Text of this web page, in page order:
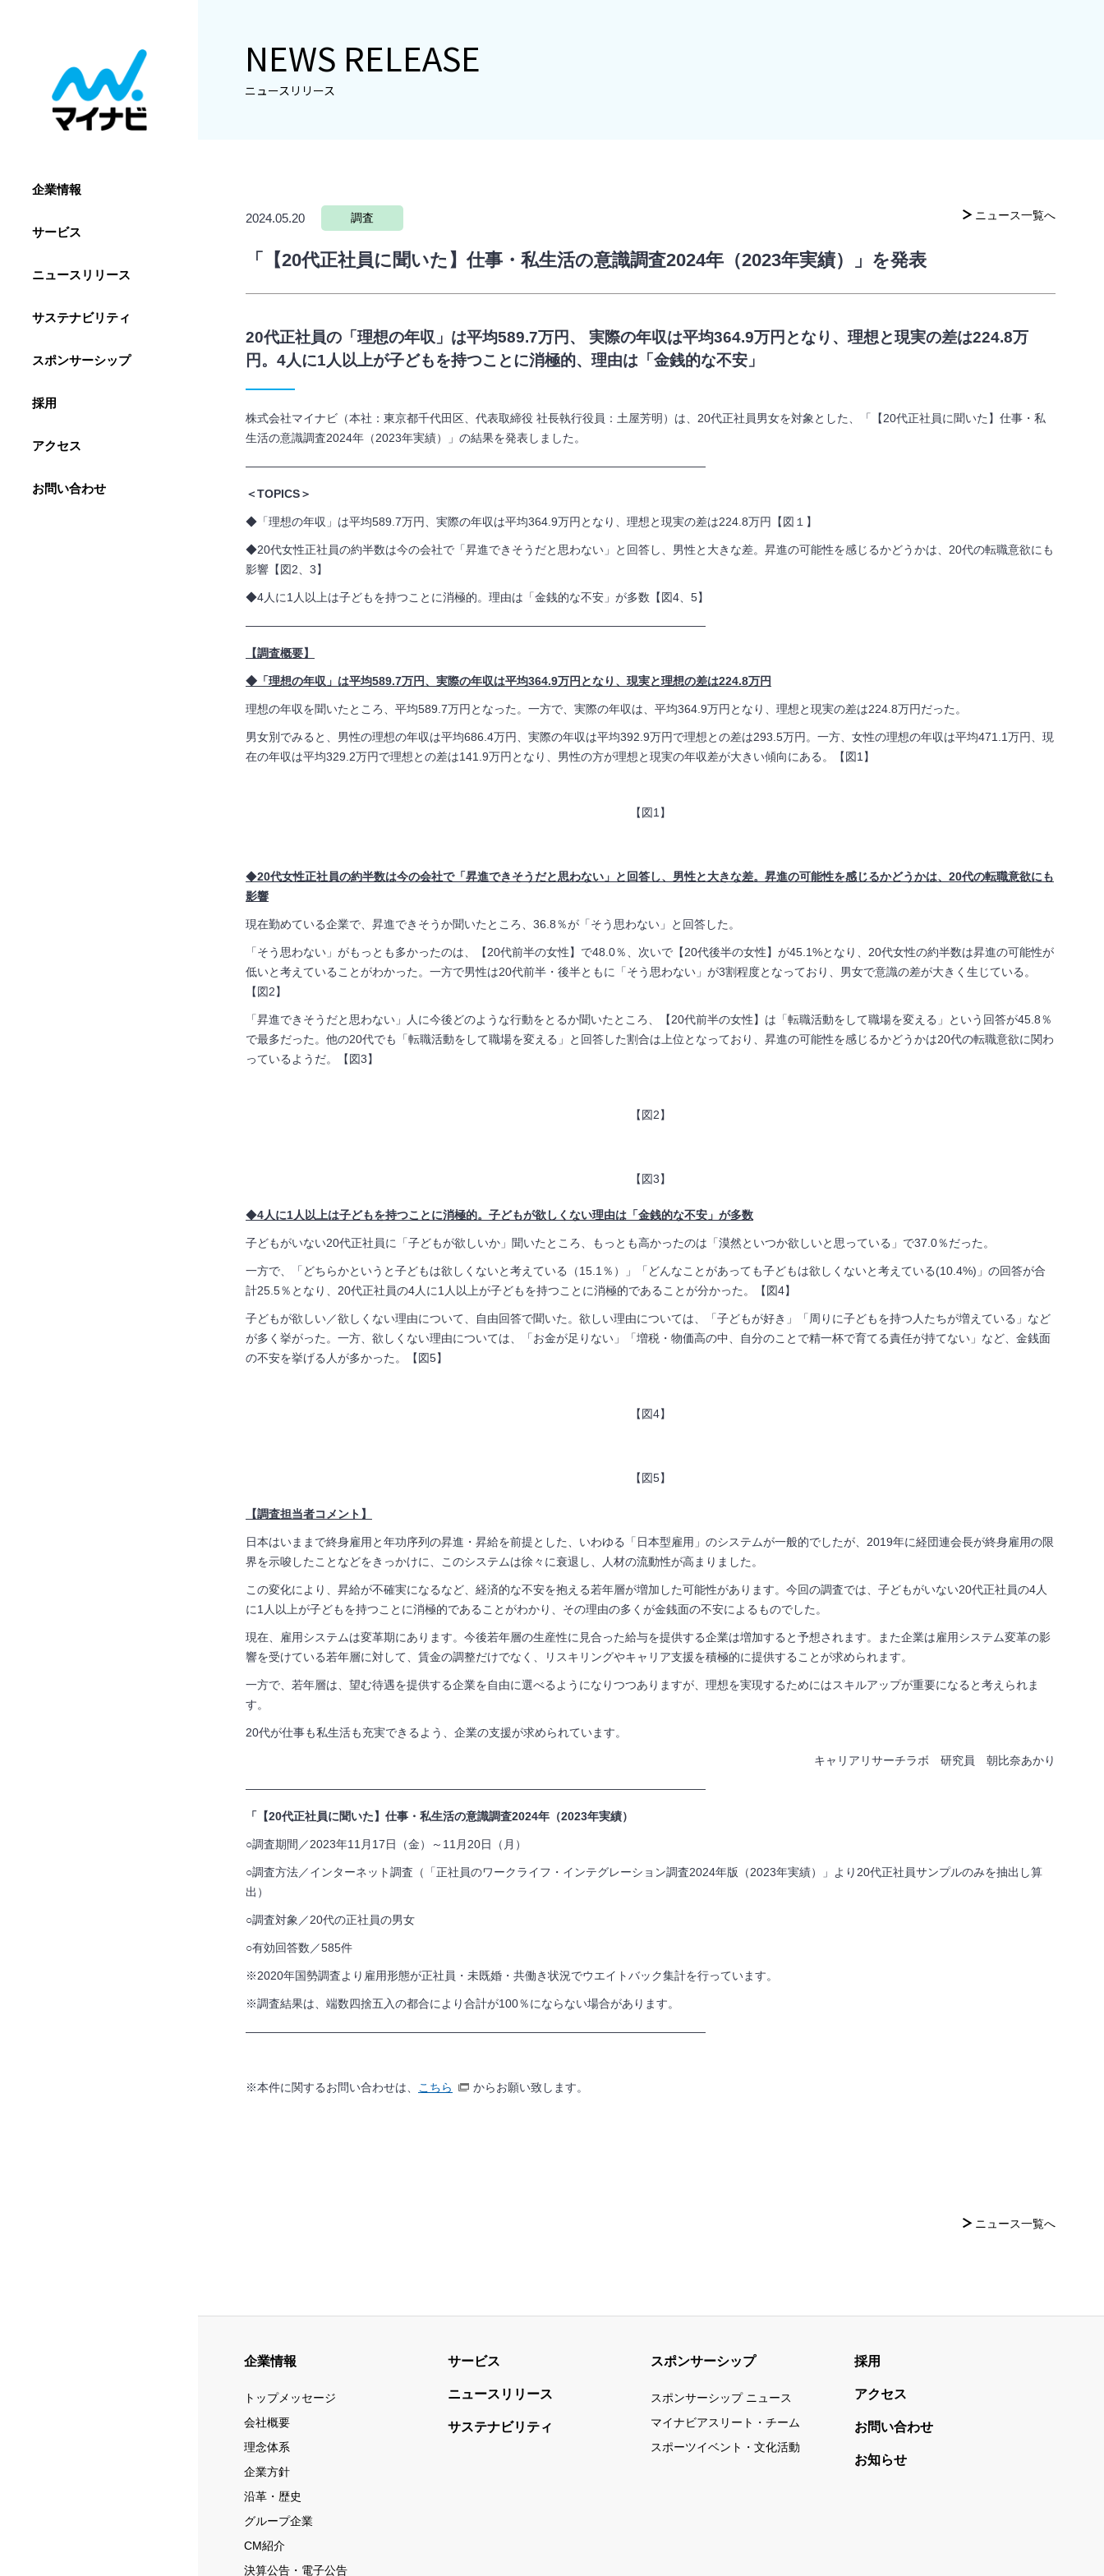
企業情報
サービス
ニュースリリース
サステナビリティ
スポンサーシップ
採用
アクセス
お問い合わせ
NEWS RELEASE
ニュースリリース
2024.05.20 調査 ニュース一覧へ
「【20代正社員に聞いた】仕事・私生活の意識調査2024年（2023年実績）」を発表
20代正社員の「理想の年収」は平均589.7万円、 実際の年収は平均364.9万円となり、理想と現実の差は224.8万
円。4人に1人以上が子どもを持つことに消極的、理由は「金銭的な不安」
株式会社マイナビ（本社：東京都千代田区、代表取締役 社長執行役員：土屋芳明）は、20代正社員男女を対象とした、「【20代正社員に聞いた】仕事・私
生活の意識調査2024年（2023年実績）」の結果を発表しました。
————————————————————————————————————————
＜TOPICS＞
◆「理想の年収」は平均589.7万円、実際の年収は平均364.9万円となり、理想と現実の差は224.8万円【図１】
◆20代女性正社員の約半数は今の会社で「昇進できそうだと思わない」と回答し、男性と大きな差。昇進の可能性を感じるかどうかは、20代の転職意欲にも
影響【図2、3】
◆4人に1人以上は子どもを持つことに消極的。理由は「金銭的な不安」が多数【図4、5】
————————————————————————————————————————
【調査概要】
◆「理想の年収」は平均589.7万円、実際の年収は平均364.9万円となり、 現実と理想の差は224.8万円
理想の年収を聞いたところ、平均589.7万円となった。一方で、実際の年収は、平均364.9万円となり、理想と現実の差は224.8万円だった。
男女別でみると、男性の理想の年収は平均686.4万円、実際の年収は平均392.9万円で理想との差は293.5万円。一方、女性の理想の年収は平均471.1万円、現
在の年収は平均329.2万円で理想との差は141.9万円となり、男性の方が理想と現実の年収差が大きい傾向にある。【図1】
【図1】
◆20代女性正社員の約半数は今の会社で「昇進できそうだと思わない」と回答し、男性と大きな差。 昇進の可能性を感じるかどうかは、20代の転職意欲にも
影響
現在勤めている企業で、昇進できそうか聞いたところ、36.8％が「そう思わない」と回答した。
「そう思わない」がもっとも多かったのは、【20代前半の女性】で48.0％、次いで【20代後半の女性】が45.1%となり、20代女性の約半数は昇進の可能性が
低いと考えていることがわかった。一方で男性は20代前半・後半ともに「そう思わない」が3割程度となっており、男女で意識の差が大きく生じている。
【図2】
「昇進できそうだと思わない」人に今後どのような行動をとるか聞いたところ、【20代前半の女性】は「転職活動をして職場を変える」という回答が45.8％
で最多だった。他の20代でも「転職活動をして職場を変える」と回答した割合は上位となっており、昇進の可能性を感じるかどうかは20代の転職意欲に関わ
っているようだ。【図3】
【図2】
【図3】
◆4人に1人以上は子どもを持つことに消極的。 子どもが欲しくない理由は「金銭的な不安」が多数
子どもがいない20代正社員に「子どもが欲しいか」聞いたところ、もっとも高かったのは「漠然といつか欲しいと思っている」で37.0％だった。
一方で、「どちらかというと子どもは欲しくないと考えている（15.1％）」「どんなことがあっても子どもは欲しくないと考えている(10.4%)」の回答が合
計25.5％となり、20代正社員の4人に1人以上が子どもを持つことに消極的であることが分かった。【図4】
子どもが欲しい／欲しくない理由について、自由回答で聞いた。欲しい理由については、「子どもが好き」「周りに子どもを持つ人たちが増えている」など
が多く挙がった。一方、欲しくない理由については、「お金が足りない」「増税・物価高の中、自分のことで精一杯で育てる責任が持てない」など、金銭面
の不安を挙げる人が多かった。【図5】
【図4】
【図5】
【調査担当者コメント】
日本はいままで終身雇用と年功序列の昇進・昇給を前提とした、いわゆる「日本型雇用」のシステムが一般的でしたが、2019年に経団連会長が終身雇用の限
界を示唆したことなどをきっかけに、このシステムは徐々に衰退し、人材の流動性が高まりました。
この変化により、昇給が不確実になるなど、経済的な不安を抱える若年層が増加した可能性があります。今回の調査では、子どもがいない20代正社員の4人
に1人以上が子どもを持つことに消極的であることがわかり、その理由の多くが金銭面の不安によるものでした。
現在、雇用システムは変革期にあります。今後若年層の生産性に見合った給与を提供する企業は増加すると予想されます。また企業は雇用システム変革の影
響を受けている若年層に対して、賃金の調整だけでなく、リスキリングやキャリア支援を積極的に提供することが求められます。
一方で、若年層は、望む待遇を提供する企業を自由に選べるようになりつつありますが、理想を実現するためにはスキルアップが重要になると考えられま
す。
20代が仕事も私生活も充実できるよう、企業の支援が求められています。
キャリアリサーチラボ 研究員 朝比奈あかり
————————————————————————————————————————
「【20代正社員に聞いた】仕事・私生活の意識調査2024年（2023年実績）
○調査期間／2023年11月17日（金）～11月20日（月）
○調査方法／インターネット調査（「正社員のワークライフ・インテグレーション調査2024年版（2023年実績）」より20代正社員サンプルのみを抽出し算
出）
○調査対象／20代の正社員の男女
○有効回答数／585件
※2020年国勢調査より雇用形態が正社員・未既婚・共働き状況でウエイトバック集計を行っています。
※調査結果は、端数四捨五入の都合により合計が100％にならない場合があります。
————————————————————————————————————————
※本件に関するお問い合わせは、 こちら からお願い致します。
ニュース一覧へ
企業情報
トップメッセージ
会社概要
理念体系
企業方針
沿革・歴史
グループ企業
CM紹介
決算公告・電子公告
サービス
ニュースリリース
サステナビリティ
スポンサーシップ
スポンサーシップ ニュース
マイナビアスリート・チーム
スポーツイベント・文化活動
採用
アクセス
お問い合わせ
お知らせ